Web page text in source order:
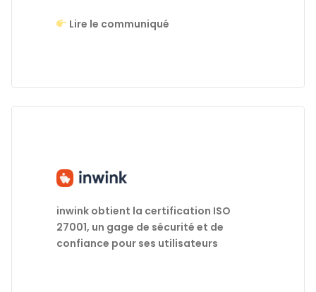
Lire le communiqué
inwink obtient la certification ISO
27001, un gage de sécurité et de
confiance pour ses utilisateurs